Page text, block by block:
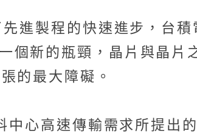
進製程的快速進步，台
個新的瓶頸，晶片與晶片
的最大障礙。
心高速傳輸需求所提出